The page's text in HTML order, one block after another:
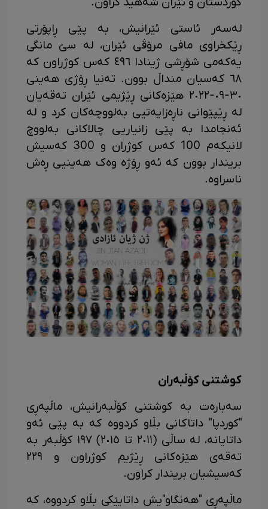
لەسەر ئاستی ئێرانیش، بە پێی ڕاپۆرتی
ڕێکخراوی مافی مرۆڤی ئێران، لە سێ مانگی
یەکەمی شۆڕشی ژینادا ٤٩٦ کەس کوژراون کە
٦٨ کەسیان منداڵ بوون. تەنیا ڕۆژی هەینی
٣٠-٠٩-٢٠٢٢ هێزەکانی ڕێژیمی ئێران تەقەیان
لە ڕێپێوانی ناڕەزایەتیی بەلووچەکان کرد و لە
ئەنجامدا بە پێی زانیاریی چالاکانی بەلووچ
لانیکەم 100 کەس کوژران و 300 کەسیش
بریندار بوون کە ئەو ڕۆژە وەک هەینیی ڕەش
ناسراوە.
کوشتنی کۆڵبەران
سەبارەت بە کوشتنی کۆڵبەرانیش، ماڵپەڕی
"کوردپا" داتاکانی بڵاو کردووە کە بە پێی ئەو
داتایانە، لە ساڵی (٢٠١١ تا ٢٠١٥) ١٩٧ کۆڵبەر بە
تەقەی هێزەکانی ڕێژیم کوژراون و ٢٢٩
کەسیشیان بریندار کراون.
ماڵپەڕی "هەنگاو"یش داتایێکی بڵاو کردووە، کە